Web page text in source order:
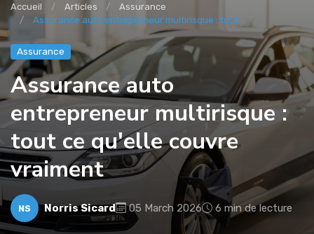
Accueil Articles
Assurance
Assurance auto entrepreneur multirisque : tout ...
Assurance
Assurance auto
entrepreneur multirisque :
tout ce qu'elle couvre
vraiment
NS Norris Sicard 05 March 2026 6 min de lecture